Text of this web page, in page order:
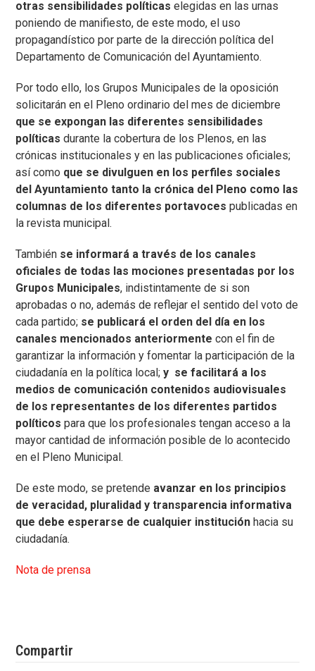
otras sensibilidades políticas elegidas en las urnas
poniendo de manifiesto, de este modo, el uso
propagandístico por parte de la dirección política del
Departamento de Comunicación del Ayuntamiento.
Por todo ello, los Grupos Municipales de la oposición
solicitarán en el Pleno ordinario del mes de diciembre
que se expongan las diferentes sensibilidades
políticas durante la cobertura de los Plenos, en las
crónicas institucionales y en las publicaciones oficiales;
así como que se divulguen en los perfiles sociales
del Ayuntamiento tanto la crónica del Pleno como las
columnas de los diferentes portavoces publicadas en
la revista municipal.
También se informará a través de los canales
oficiales de todas las mociones presentadas por los
Grupos Municipales, indistintamente de si son
aprobadas o no, además de reflejar el sentido del voto de
cada partido; se publicará el orden del día en los
canales mencionados anteriormente con el fin de
garantizar la información y fomentar la participación de la
ciudadanía en la política local;y se facilitará a los
medios de comunicación contenidos audiovisuales
de los representantes de los diferentes partidos
políticos para que los profesionales tengan acceso a la
mayor cantidad de información posible de lo acontecido
en el Pleno Municipal.
De este modo, se pretende avanzar en los principios
de veracidad, pluralidad y transparencia informativa
que debe esperarse de cualquier institución hacia su
ciudadanía.
Nota de prensa
Compartir